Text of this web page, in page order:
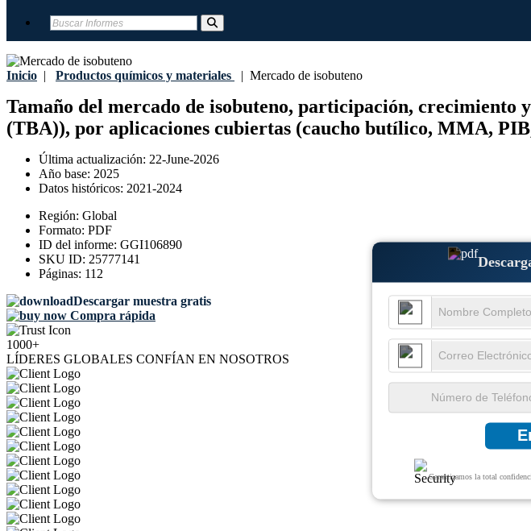
Inicio | Productos químicos y materiales | Mercado de isobuteno
Tamaño del mercado de isobuteno, participación,
(TBA)), por aplicaciones cubiertas (caucho butílico, MMA,
Última actualización: 22-June-2026
Año base: 2025
Datos históricos: 2021-2024
Región: Global
Formato: PDF
ID del informe: GGI106890
SKU ID: 25777141
Páginas: 112
Descargar muestra gratis
Compra rápida
1000+
LÍDERES GLOBALES CONFÍAN EN NOSOTROS
Garantizamos la total